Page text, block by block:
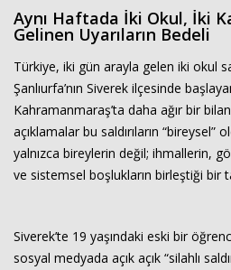
Aynı Haftada İki Okul, İki
Gelinen Uyarıların Bedeli
Türkiye, iki gün arayla gelen iki okul
Şanlıurfa’nın Siverek ilçesinde
Kahramanmaraş’ta daha ağır bir
açıklamalar bu saldırıların
yalnızca bireylerin değil; ihmallerin,
ve sistemsel boşlukların birleştiği bir
Siverek’te 19 yaşındaki eski bir
sosyal medyada açık açık “silahlı